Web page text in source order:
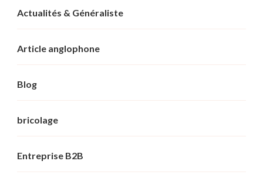
Actualités & Généraliste
Article anglophone
Blog
bricolage
Entreprise B2B